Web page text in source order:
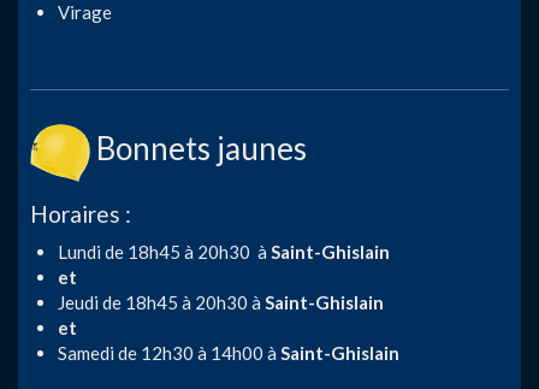
Virage
Bonnets jaunes
Horaires :
Lundi de 18h45 à 20h30 à Saint-Ghislain
et
Jeudi de 18h45 à 20h30 à Saint-Ghislain
et
Samedi de 12h30 à 14h00 à Saint-Ghislain